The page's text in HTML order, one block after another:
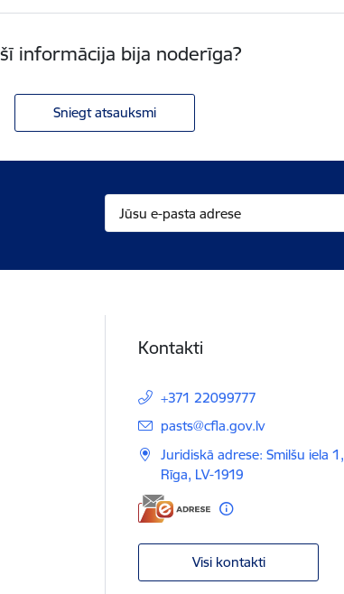
informācija bija noderīga?
Sniegt atsauksmi
Kontakti
+371 22099777
E-pasts:
pasts@cfla.gov.lv
Juridiskā adrese: Smilšu iela 1,
Rīga, LV-1919
Visi kontakti